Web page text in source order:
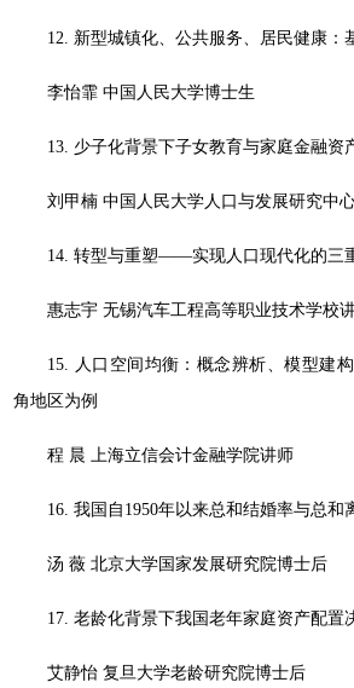
12. 新型城镇化、公共服务、居民健康：
李怡霏 中国人民大学博士生
13. 少子化背景下子女教育与家庭金融资
刘甲楠 中国人民大学人口与发展研究中
14. 转型与重塑——实现人口现代化的三
惠志宇 无锡汽车工程高等职业技术学校
15. 人口空间均衡：概念辨析、模型建
角地区为例
程 晨 上海立信会计金融学院讲师
16. 我国自1950年以来总和结婚率与总和
汤 薇 北京大学国家发展研究院博士后
17. 老龄化背景下我国老年家庭资产配置
艾静怡 复旦大学老龄研究院博士后